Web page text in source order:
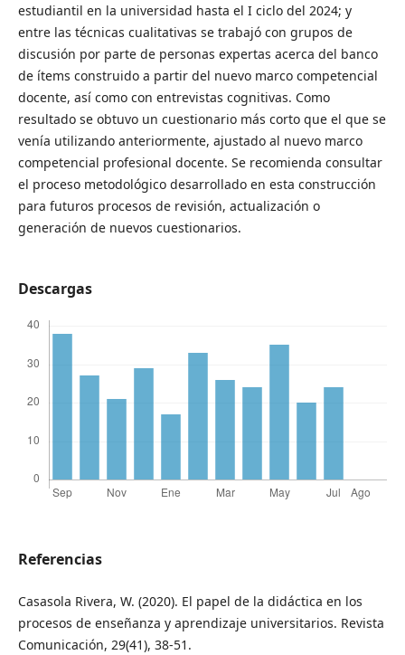
estudiantil en la universidad hasta el I ciclo del 2024; y
entre las técnicas cualitativas se trabajó con grupos de
discusión por parte de personas expertas acerca del banco
de ítems construido a partir del nuevo marco competencial
docente, así como con entrevistas cognitivas. Como
resultado se obtuvo un cuestionario más corto que el que se
venía utilizando anteriormente, ajustado al nuevo marco
competencial profesional docente. Se recomienda consultar
el proceso metodológico desarrollado en esta construcción
para futuros procesos de revisión, actualización o
generación de nuevos cuestionarios.
Descargas
Referencias
Casasola Rivera, W. (2020). El papel de la didáctica en los
procesos de enseñanza y aprendizaje universitarios. Revista
Comunicación, 29(41), 38-51.